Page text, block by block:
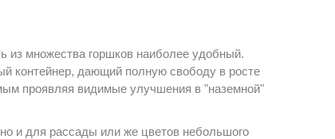
множества горшков наиболее удобный.
контейнер, дающий полную свободу в росте
проявляя видимые улучшения в "наземной"
и для рассады или же цветов небольшого